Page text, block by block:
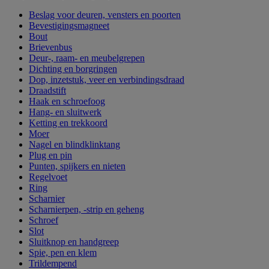
Beslag voor deuren, vensters en poorten
Bevestigingsmagneet
Bout
Brievenbus
Deur-, raam- en meubelgrepen
Dichting en borgringen
Dop, inzetstuk, veer en verbindingsdraad
Draadstift
Haak en schroefoog
Hang- en sluitwerk
Ketting en trekkoord
Moer
Nagel en blindklinktang
Plug en pin
Punten, spijkers en nieten
Regelvoet
Ring
Scharnier
Scharnierpen, -strip en geheng
Schroef
Slot
Sluitknop en handgreep
Spie, pen en klem
Trildempend